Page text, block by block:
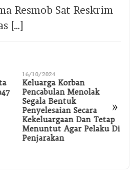
Resmob Sat Reskrim
[…]
»
16/10/2024
Keluarga Korban
Pencabulan Menolak
Segala Bentuk
Penyelesaian Secara
Kekeluargaan Dan Tetap
Menuntut Agar Pelaku Di
Penjarakan